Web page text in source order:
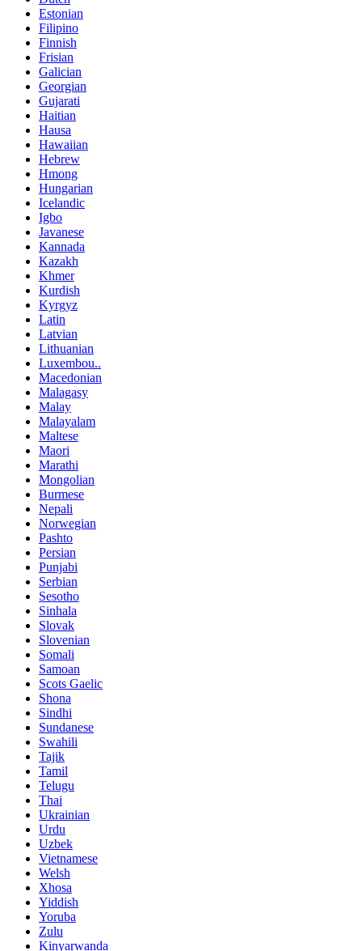
Estonian
Filipino
Finnish
Frisian
Galician
Georgian
Gujarati
Haitian
Hausa
Hawaiian
Hebrew
Hmong
Hungarian
Icelandic
Igbo
Javanese
Kannada
Kazakh
Khmer
Kurdish
Kyrgyz
Latin
Latvian
Lithuanian
Luxembou..
Macedonian
Malagasy
Malay
Malayalam
Maltese
Maori
Marathi
Mongolian
Burmese
Nepali
Norwegian
Pashto
Persian
Punjabi
Serbian
Sesotho
Sinhala
Slovak
Slovenian
Somali
Samoan
Scots Gaelic
Shona
Sindhi
Sundanese
Swahili
Tajik
Tamil
Telugu
Thai
Ukrainian
Urdu
Uzbek
Vietnamese
Welsh
Xhosa
Yiddish
Yoruba
Zulu
Kinyarwanda